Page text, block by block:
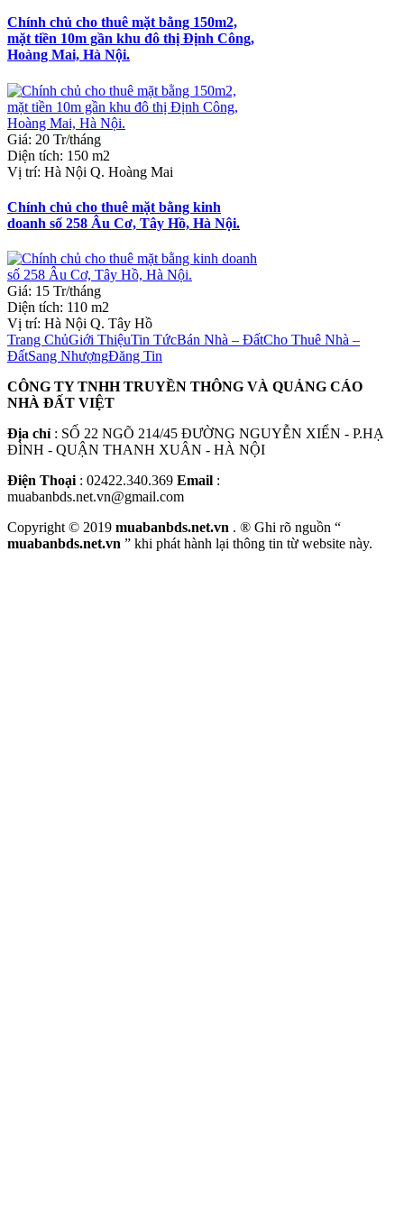
Chính chủ cho thuê mặt bằng 150m2,
mặt tiền 10m gần khu đô thị Định Công,
Hoàng Mai, Hà Nội.
Giá: 20 Tr/tháng
Diện tích: 150 m2
Vị trí: Hà Nội Q. Hoàng Mai
Chính chủ cho thuê mặt bằng kinh
doanh số 258 Âu Cơ, Tây Hồ, Hà Nội.
Giá: 15 Tr/tháng
Diện tích: 110 m2
Vị trí: Hà Nội Q. Tây Hồ
Trang ChủGiới ThiệuTin TứcBán Nhà – ĐấtCho Thuê Nhà –
ĐấtSang NhượngĐăng Tin
CÔNG TY TNHH TRUYỀN THÔNG VÀ QUẢNG CÁO
NHÀ ĐẤT VIỆT
Địa chỉ : SỐ 22 NGÕ 214/45 ĐƯỜNG NGUYỄN XIỂN - P.HẠ
ĐÌNH - QUẬN THANH XUÂN - HÀ NỘI
Điện Thoại : 02422.340.369 Email :
muabanbds.net.vn@gmail.com
Copyright © 2019 muabanbds.net.vn . ® Ghi rõ nguồn “
muabanbds.net.vn ” khi phát hành lại thông tin từ website này.